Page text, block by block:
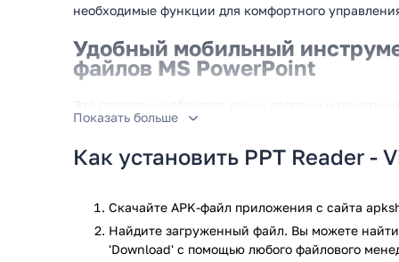
необходимые функции для комфортного
Удобный мобильный
файлов MS PowerPoint
легкостью управлять списком всех доступных
файлы всегда были под рукой. При необходимости,
добавить, что последняя версия приложения
а также обладает очень небольшим размером:
даже для устаревших телефонов.
Показать больше
Как установить PPT Reader -
Скачайте APK-файл приложения с сайта
Найдите загруженный файл. Вы можете
'Download' с помощью любого файлового